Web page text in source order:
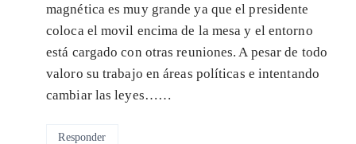
magnética es muy grande ya que el presidente
coloca el movil encima de la mesa y el entorno
está cargado con otras reuniones. A pesar de todo
valoro su trabajo en áreas políticas e intentando
cambiar las leyes……
Responder